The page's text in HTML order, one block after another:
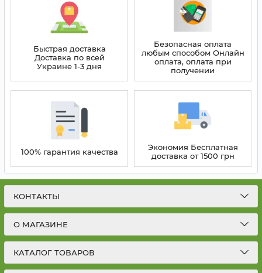
Быстрая доставка
Доставка по всей
Украине 1-3 дня
Безопасная оплата
любым способом Онлайн
оплата, оплата при
получении
100% гарантия качества
Экономия Бесплатная
доставка от 1500 грн
КОНТАКТЫ
О МАГАЗИНЕ
КАТАЛОГ ТОВАРОВ